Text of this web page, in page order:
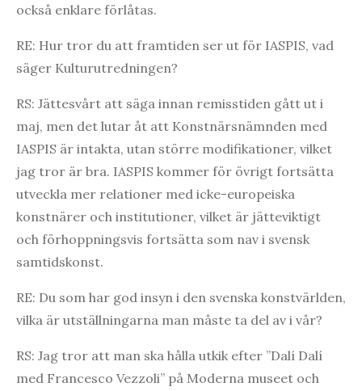
också enklare förlåtas.
RE: Hur tror du att framtiden ser ut för IASPIS, vad
säger Kulturutredningen?
RS: Jättesvårt att säga innan remisstiden gått ut i
maj, men det lutar åt att Konstnärsnämnden med
IASPIS är intakta, utan större modifikationer, vilket
jag tror är bra. IASPIS kommer för övrigt fortsätta
utveckla mer relationer med icke-europeiska
konstnärer och institutioner, vilket är jätteviktigt
och förhoppningsvis fortsätta som nav i svensk
samtidskonst.
RE: Du som har god insyn i den svenska konstvärlden,
vilka är utställningarna man måste ta del av i vår?
RS: Jag tror att man ska hålla utkik efter ”Dalí Dalí
med Francesco Vezzoli” på Moderna museet och